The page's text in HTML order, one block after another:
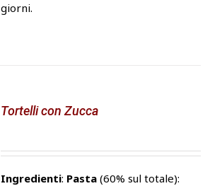
giorni.
Tortelli con Zucca
Ingredienti: Pasta(60% sul totale):